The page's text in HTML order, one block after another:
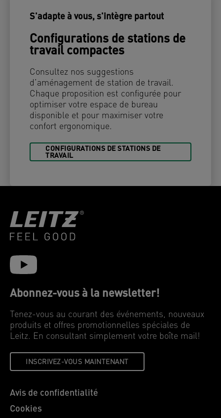
S'adapte à vous, s'intègre partout
Configurations de stations de
travail compactes
Consultez nos suggestions
d’aménagement de station de travail.
Chaque proposition est configurée pour
optimiser votre espace de bureau
disponible et pour maximiser votre
confort ergonomique.
CONFIGURATIONS DE STATIONS DE
TRAVAIL
Abonnez-vous à la newsletter!
Tenez-vous au courant des événements, nouveaux
produits et offres promotionnelles spéciales de
Leitz. En consultant simplement votre boîte mail!
INSCRIVEZ-VOUS MAINTENANT
Avis de confidentialité
Cookies